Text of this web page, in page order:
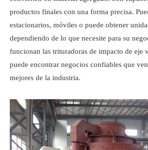
productos finales con una forma precisa.
estacionarios, móviles o puede obtener
dependiendo de lo que necesite para su
funcionan las trituradoras de impacto de eje
puede encontrar negocios confiables que
mejores de la industria.